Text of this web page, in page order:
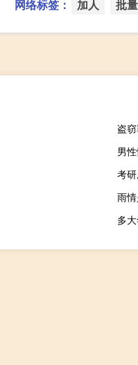
网络标签： 加人 批量
盗
男
考
雨
多